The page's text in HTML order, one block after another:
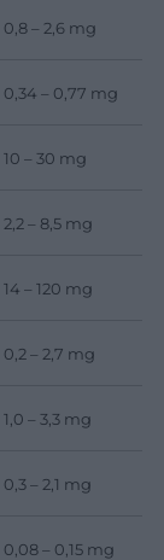
0,8 – 2,6 mg
0,34 – 0,77 mg
10 – 30 mg
2,2 – 8,5 mg
14 – 120 mg
0,2 – 2,7 mg
1,0 – 3,3 mg
0,3 – 2,1 mg
0,08 – 0,15 mg